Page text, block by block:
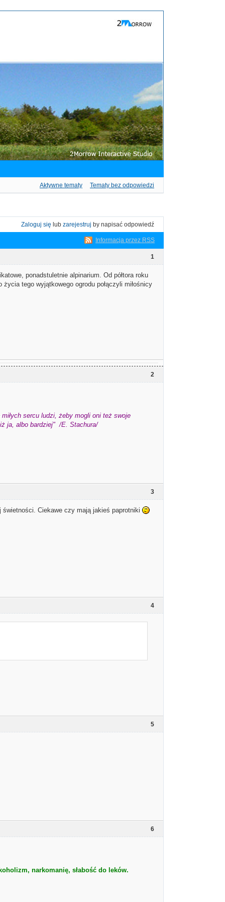
Aktywne tematy Tematy bez odpowiedzi
Zaloguj się lub zarejestruj by napisać odpowiedź
Informacja przez RSS
1
ponadstuletnie alpinarium. Od półtora roku
tego wyjątkowego ogrodu połączyli miłośnicy
2
sercu ludzi, żeby mogli oni też swoje
ja, albo bardziej" /E. Stachura/
3
Ciekawe czy mają jakieś paprotniki
4
5
6
narkomanię, słabość do leków.